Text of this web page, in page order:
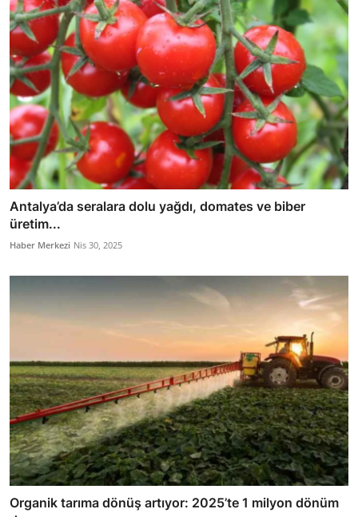
Antalya’da seralara dolu yağdı, domates ve biber
üretim...
Haber Merkezi Nis 30, 2025
Organik tarıma dönüş artıyor: 2025’te 1 milyon dönüm